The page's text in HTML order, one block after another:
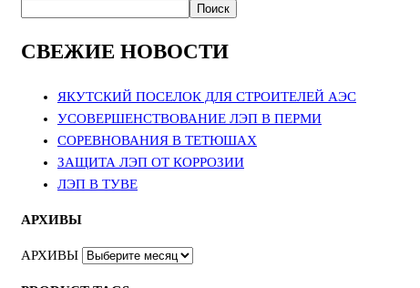
Поиск
СВЕЖИЕ НОВОСТИ
ЯКУТСКИЙ ПОСЕЛОК ДЛЯ СТРОИТЕЛЕЙ АЭС
УСОВЕРШЕНСТВОВАНИЕ ЛЭП В ПЕРМИ
СОРЕВНОВАНИЯ В ТЕТЮШАХ
ЗАЩИТА ЛЭП ОТ КОРРОЗИИ
ЛЭП В ТУВЕ
АРХИВЫ
АРХИВЫ